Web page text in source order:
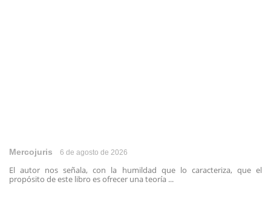
Mercojuris 6 de agosto de 2026
El autor nos señala, con la humildad que lo caracteriza, que el
propósito de este libro es ofrecer una teoría ...